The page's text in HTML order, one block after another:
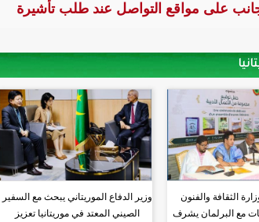
على مواقع التواصل عند طلب تأشيرة
الديمقراطية الشعبية المعتمد لدى موريتانيا
الثقافة والفنون
مع البرلمان يشرف
وزير الدفاع الموريتاني يبحث مع السفير
الصيني المعتد في موريتانيا تعزيز